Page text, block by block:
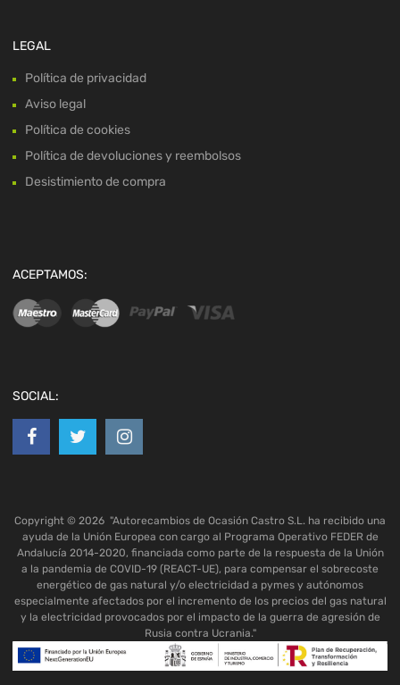
LEGAL
Política de privacidad
Aviso legal
Política de cookies
Política de devoluciones y reembolsos
Desistimiento de compra
ACEPTAMOS:
SOCIAL:
Copyright © 2026 "Autorecambios de Ocasión Castro S.L. ha recibido una
ayuda de la Unión Europea con cargo al Programa Operativo FEDER de
Andalucía 2014-2020, financiada como parte de la respuesta de la Unión
a la pandemia de COVID-19 (REACT-UE), para compensar el sobrecoste
energético de gas natural y/o electricidad a pymes y autónomos
especialmente afectados por el incremento de los precios del gas natural
y la electricidad provocados por el impacto de la guerra de agresión de
Rusia contra Ucrania."